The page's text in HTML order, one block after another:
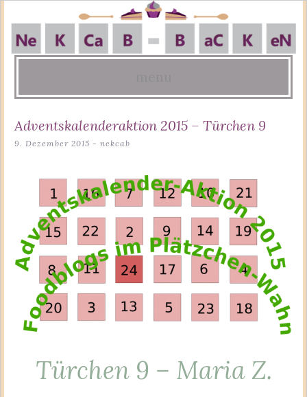
to
Adventskalenderaktion 2015 – Türchen 9
9. Dezember 2015 - nekcab
Türchen 9 – Maria Z.